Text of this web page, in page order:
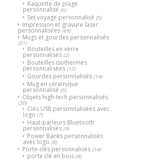
Raquette de plage
personnalisé (6)
Set voyage personnalisé (5)
Impression et gravure laser
personnalisées (69)
Mugs et gourdes personnalisés
(21)
Bouteilles en verre
personnalisés (2)
Bouteilles isothermes
personnalisées (12)
Gourdes personnalisés (14)
Mug en céramique
personnalisé (5)
Objets high-tech personnalisés
(30)
Clés USB personnalisées avec
logo (7)
Haut-parleurs Bluetooth
personnalisés (9)
Power Banks personnalisés
avec logo (8)
Porte-clés personnalisés (14)
porte clé en bois (4)